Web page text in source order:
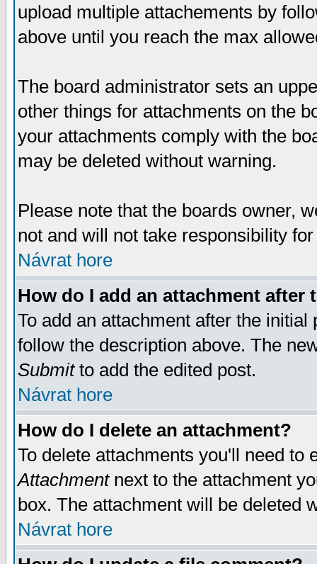
upload multiple attachements by
above until you reach the max
The board administrator sets an
other things for attachments on the
your attachments comply with the
may be deleted without warning.
Please note that the boards owner,
not and will not take responsibility
Návrat hore
How do I add an attachment after
To add an attachment after the
follow the description above. The
Submitto add the edited post.
Návrat hore
How do I delete an attachment?
To delete attachments you'll need
Attachmentnext to the attachment
box. The attachment will be deleted
Návrat hore